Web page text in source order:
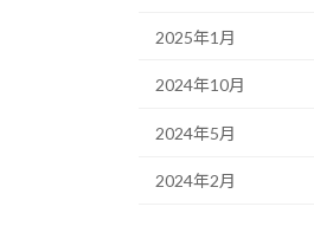
2025年1月
2024年10月
2024年5月
2024年2月